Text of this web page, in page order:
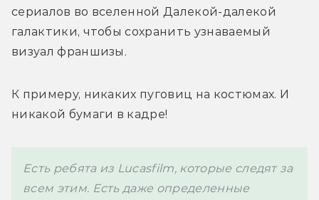
сериалов во вселенной Далекой-далекой
галактики, чтобы сохранить узнаваемый
визуал франшизы.
К примеру, никаких пуговиц на костюмах. И
никакой бумаги в кадре!
Есть ребята из Lucasfilm, которые следят за
всем этим. Есть даже определенные